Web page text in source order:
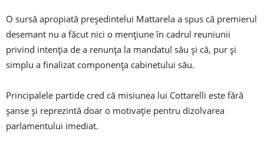
O sursă apropiată președintelui Mattarela a spus că premierul
desemant nu a făcut nici o mențiune în cadrul reuniunii
privind intenția de a renunța la mandatul său și că, pur și
simplu a finalizat componența cabinetului său.
Principalele partide cred că misiunea lui Cottarelli este fără
șanse și reprezintă doar o motivație pentru dizolvarea
parlamentului imediat.